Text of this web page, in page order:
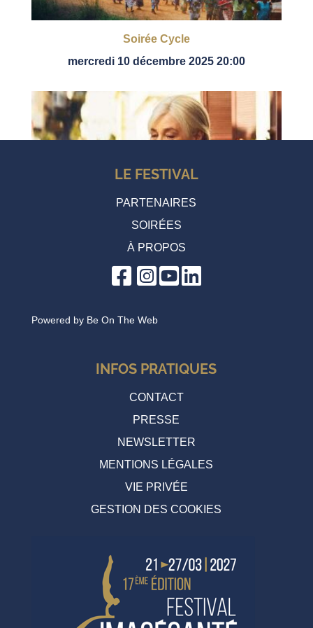
Soirée Cycle
mercredi 10 décembre 2025 20:00
mardi 3 mars 2026 19:00
LE FESTIVAL
PARTENAIRES
SOIRÉES
À PROPOS
Powered by Be On The Web
INFOS PRATIQUES
CONTACT
PRESSE
NEWSLETTER
MENTIONS LÉGALES
VIE PRIVÉE
GESTION DES COOKIES